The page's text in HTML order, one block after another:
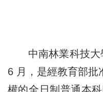
中南林業科技大
6 月，是經教育部批
權的全日制普通本